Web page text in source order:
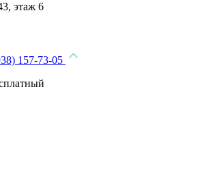
этаж 6
157-73-05